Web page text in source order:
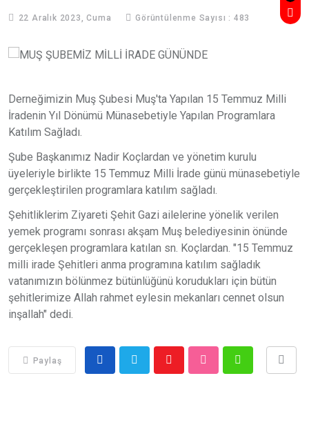
22 Aralık 2023, Cuma Görüntülenme Sayısı : 483
Derneğimizin Muş Şubesi Muş'ta Yapılan 15 Temmuz Milli
İradenin Yıl Dönümü Münasebetiyle Yapılan Programlara
Katılım Sağladı.
Şube Başkanımız Nadir Koçlardan ve yönetim kurulu
üyeleriyle birlikte 15 Temmuz Milli İrade günü münasebetiyle
gerçekleştirilen programlara katılım sağladı.
Şehitliklerim Ziyareti Şehit Gazi ailelerine yönelik verilen
yemek programı sonrası akşam Muş belediyesinin önünde
gerçekleşen programlara katılan sn. Koçlardan. "15 Temmuz
milli irade Şehitleri anma programına katılım sağladık
vatanımızın bölünmez bütünlüğünü korudukları için bütün
şehitlerimize Allah rahmet eylesin mekanları cennet olsun
inşallah" dedi.
Paylaş